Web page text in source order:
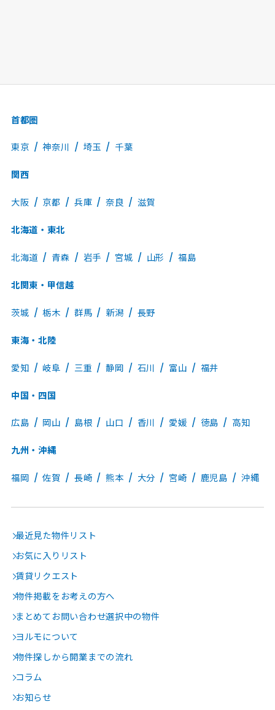
首都圏
東京 神奈川 埼玉 千葉
関西
大阪 京都 兵庫 奈良 滋賀
北海道・東北
北海道 青森 岩手 宮城 山形 福島
北関東・甲信越
茨城 栃木 群馬 新潟 長野
東海・北陸
愛知 岐阜 三重 静岡 石川 富山 福井
中国・四国
広島 岡山 島根 山口 香川 愛媛 徳島 高知
九州・沖縄
福岡 佐賀 長崎 熊本 大分 宮崎 鹿児島 沖縄
最近見た物件リスト
お気に入りリスト
賃貸リクエスト
物件掲載をお考えの方へ
まとめてお問い合わせ選択中の物件
ヨルモについて
物件探しから開業までの流れ
コラム
お知らせ